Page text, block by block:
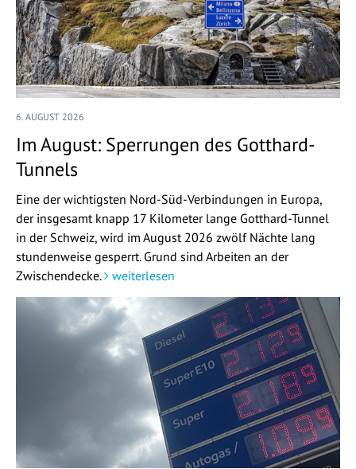
6. AUGUST 2026
Im August: Sperrungen des Gotthard-
Tunnels
Eine der wichtigsten Nord-Süd-Verbindungen in Europa,
der insgesamt knapp 17 Kilometer lange Gotthard-Tunnel
in der Schweiz, wird im August 2026 zwölf Nächte lang
stundenweise gesperrt. Grund sind Arbeiten an der
Zwischendecke.
weiterlesen